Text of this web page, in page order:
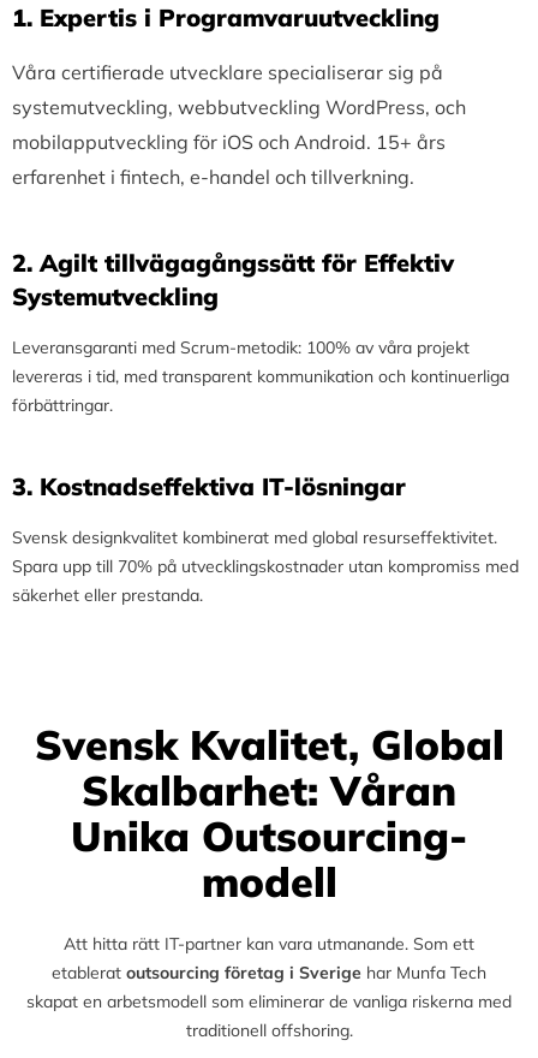
1.⁠ ⁠Expertis i Programvaruutveckling
Våra certifierade utvecklare specialiserar sig på
systemutveckling, webbutveckling WordPress, och
mobilapputveckling för iOS och Android. 15+ års
erfarenhet i fintech, e-handel och tillverkning.
2.⁠ ⁠Agilt tillvägagångssätt för Effektiv
Systemutveckling
Leveransgaranti med Scrum-metodik: 100% av våra projekt
levereras i tid, med transparent kommunikation och kontinuerliga
förbättringar.
3.⁠ ⁠Kostnadseffektiva IT-lösningar
Svensk designkvalitet kombinerat med global resurseffektivitet.
Spara upp till 70% på utvecklingskostnader utan kompromiss med
säkerhet eller prestanda.
Svensk Kvalitet, Global
Skalbarhet: Våran
Unika Outsourcing-
modell
Att hitta rätt IT-partner kan vara utmanande. Som ett
etablerat outsourcing företag i Sverige har Munfa Tech
skapat en arbetsmodell som eliminerar de vanliga riskerna med
traditionell offshoring.